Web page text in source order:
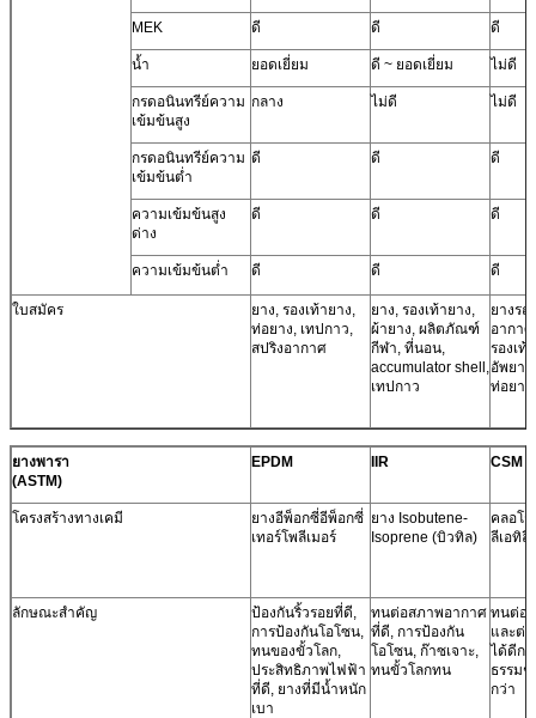
MEK ดี ดี ดี
น้ำ ยอดเยี่ยม ดี ~ ยอดเยี่ยม ไม่ดี
กรดอนินทรีย์ความ
เข้มข้นสูง
กลาง ไม่ดี ไม่ดี
กรดอนินทรีย์ความ
เข้มข้นต่ำ
ดี ดี ดี
ความเข้มข้นสูง
ด่าง
ดี ดี ดี
ความเข้มข้นต่ำ ดี ดี ดี
ใบสมัคร
ยาง, รองเท้ายาง,
ท่อยาง, เทปกาว,
สปริงอากาศ
ยาง, รองเท้ายาง,
ผ้ายาง, ผลิตภัณฑ์
กีฬา, ที่นอน,
accumulator shell,
เทปกาว
ยางร
อากา
รองเท้
อัพยาง
ท่อยาง
ยางพารา
(ASTM)
EPDM IIR CSM
โครงสร้างทางเคมี
ยางอีพ็อกซี่อีพ็อกซี่
เทอร์โพลีเมอร์
ยาง Isobutene-
Isoprene (บิวทิล)
คลอโ
ลีเอทิลี
ลักษณะสำคัญ
ป้องกันริ้วรอยที่ดี,
การป้องกันโอโซน,
ทนของขั้วโลก,
ประสิทธิภาพไฟฟ้า
ที่ดี, ยางที่มีน้ำหนัก
เบา
ทนต่อสภาพอากาศ
ที่ดี, การป้องกัน
โอโซน, ก๊าซเจาะ,
ทนขั้วโลกทน
ทนต่อ
และต่
ได้ดีกว่
ธรรม
กว่า